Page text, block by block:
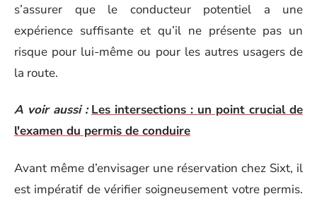
s’assurer que le conducteur potentiel a une
expérience suffisante et qu’il ne présente pas un
risque pour lui-même ou pour les autres usagers de
la route.
A voir aussi : Les intersections : un point crucial de
l'examen du permis de conduire
Avant même d’envisager une réservation chez Sixt, il
est impératif de vérifier soigneusement votre permis.